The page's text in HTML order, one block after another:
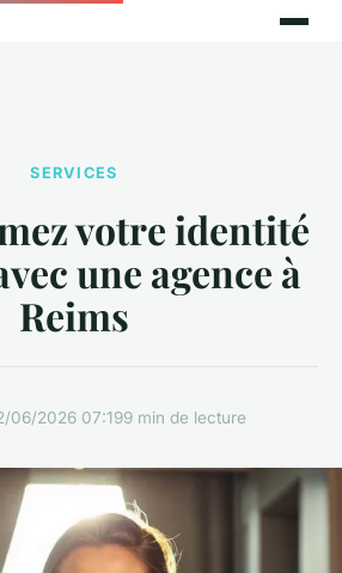
SERVICES
votre identité
une agence à
Reims
06/2026 07:199 min de lecture